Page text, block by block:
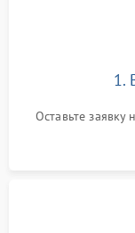
1.
Оставьте заявку